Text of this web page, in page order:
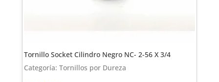
Tornillo Socket Cilindro Negro NC- 2-56 X 3/4
Categoría: Tornillos por Dureza